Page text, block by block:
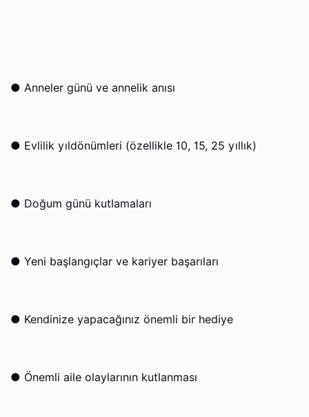
● Anneler günü ve annelik anısı
● Evlilik yıldönümleri (özellikle 10, 15, 25 yıllık)
● Doğum günü kutlamaları
● Yeni başlangıçlar ve kariyer başarıları
● Kendinize yapacağınız önemli bir hediye
● Önemli aile olaylarının kutlanması